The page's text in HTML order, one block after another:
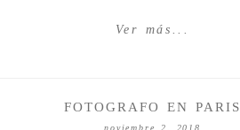
Ver más...
FOTOGRAFO EN PARIS
noviembre 2, 2018